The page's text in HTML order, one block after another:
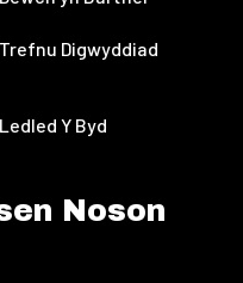
Trefnu Digwyddiad
Ledled Y Byd
Noson